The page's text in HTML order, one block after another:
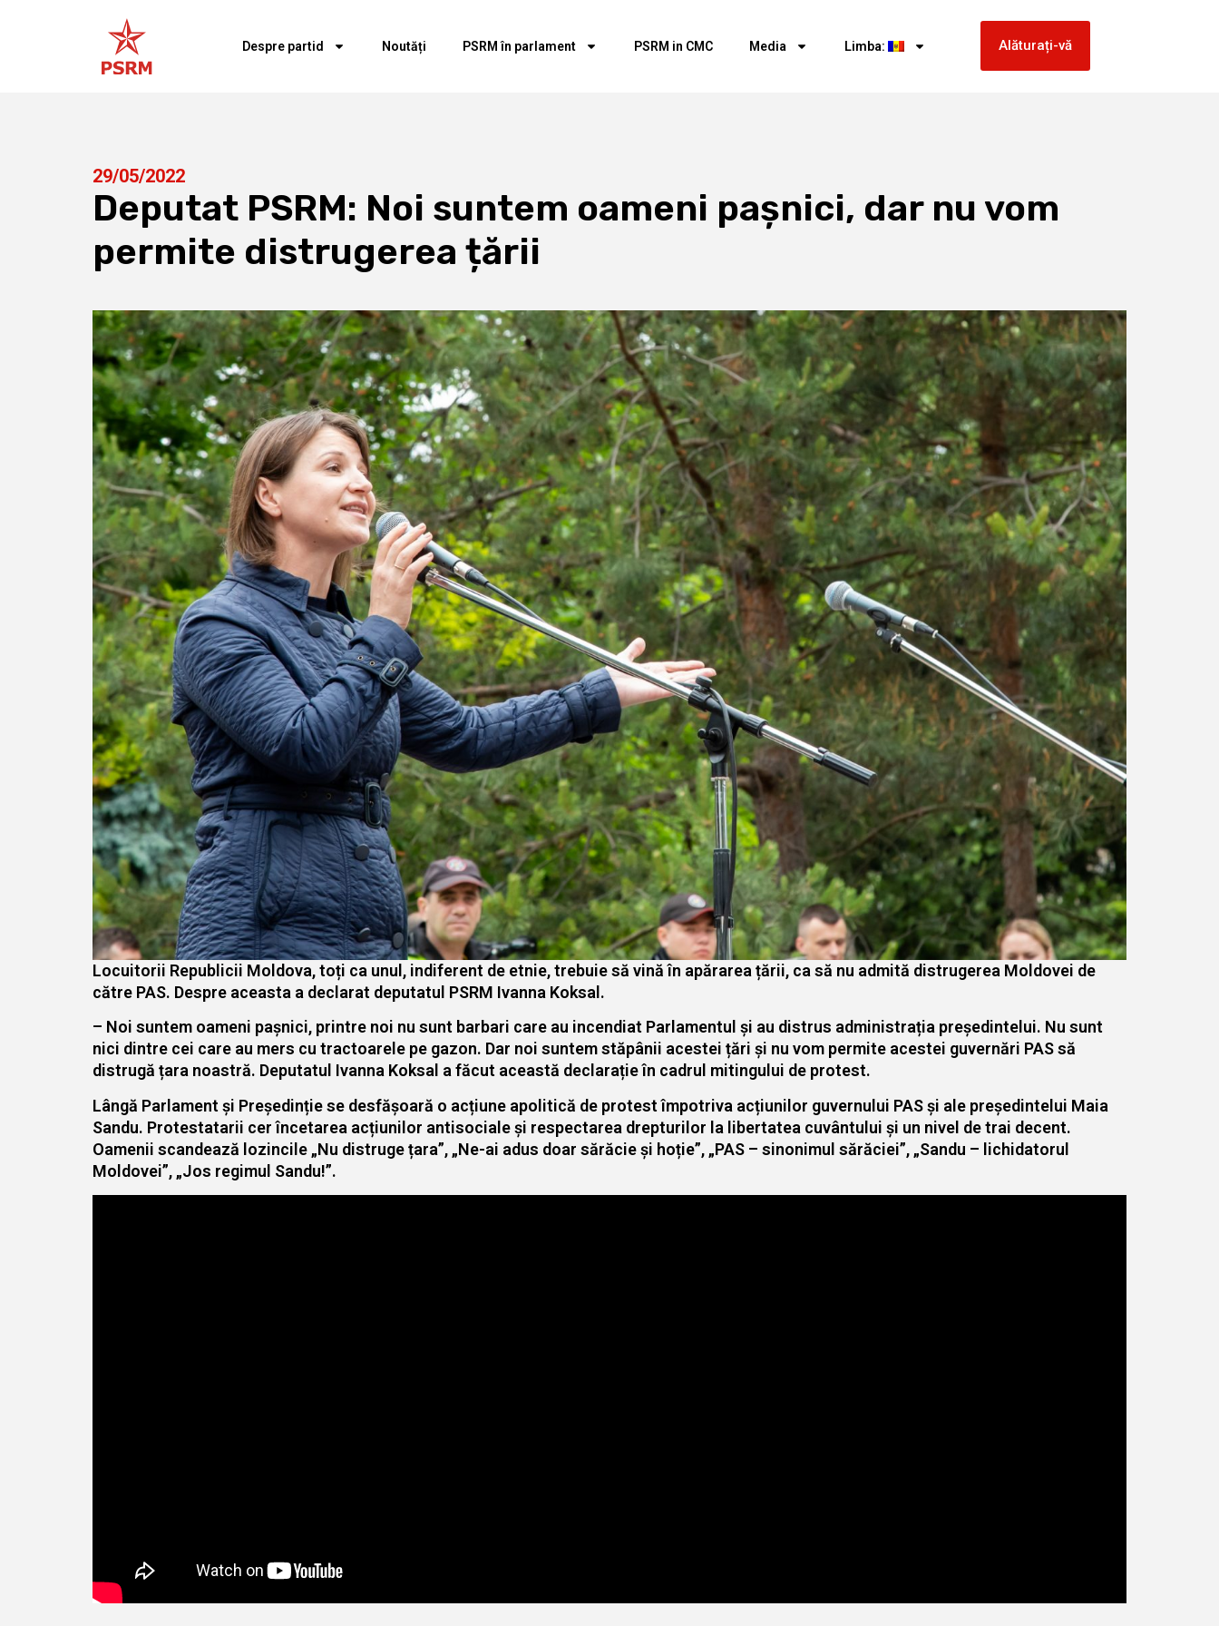
Despre partid Noutăți PSRM în parlament PSRM in CMC Media Limba: Alăturați-vă
29/05/2022
Deputat PSRM: Noi suntem oameni pașnici, dar nu vom
permite distrugerea țării
Locuitorii Republicii Moldova, toți ca unul, indiferent de etnie, trebuie să vină în apărarea țării, ca să nu admită distrugerea Moldovei de
către PAS. Despre aceasta a declarat deputatul PSRM Ivanna Koksal.
– Noi suntem oameni pașnici, printre noi nu sunt barbari care au incendiat Parlamentul și au distrus administrația președintelui. Nu sunt
nici dintre cei care au mers cu tractoarele pe gazon. Dar noi suntem stăpânii acestei țări și nu vom permite acestei guvernări PAS să
distrugă țara noastră. Deputatul Ivanna Koksal a făcut această declarație în cadrul mitingului de protest.
Lângă Parlament și Președinție se desfășoară o acțiune apolitică de protest împotriva acțiunilor guvernului PAS și ale președintelui Maia
Sandu. Protestatarii cer încetarea acțiunilor antisociale și respectarea drepturilor la libertatea cuvântului și un nivel de trai decent.
Oamenii scandează lozincile „Nu distruge țara”, „Ne-ai adus doar sărăcie și hoție”, „PAS – sinonimul sărăciei”, „Sandu – lichidatorul
Moldovei”, „Jos regimul Sandu!”.